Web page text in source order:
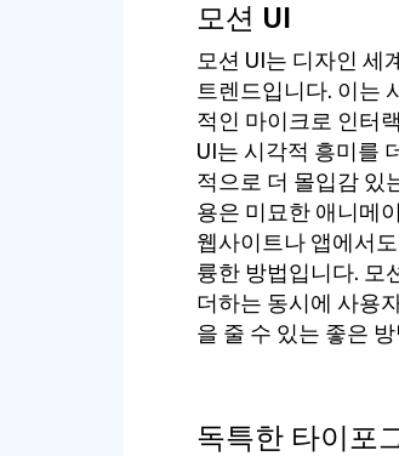
모션 UI
모션 UI는 디자인 세
트렌드입니다. 이는
적인 마이크로 인터
UI는 시각적 흥미를
적으로 더 몰입감 있
용은 미묘한 애니메
웹사이트나 앱에서
륭한 방법입니다. 모
더하는 동시에 사용
을 줄 수 있는 좋은
독특한 타이포